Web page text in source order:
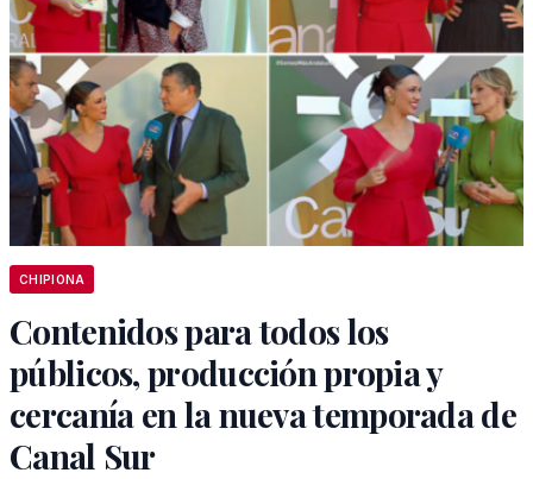
CHIPIONA
Contenidos para todos los
públicos, producción propia y
cercanía en la nueva temporada de
Canal Sur